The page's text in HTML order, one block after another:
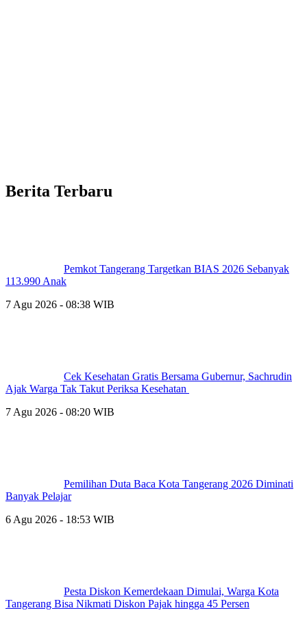
Berita Terbaru
Pemkot Tangerang Targetkan BIAS 2026 Sebanyak
113.990 Anak
7 Agu 2026 - 08:38 WIB
Cek Kesehatan Gratis Bersama Gubernur, Sachrudin
Ajak Warga Tak Takut Periksa Kesehatan
7 Agu 2026 - 08:20 WIB
Pemilihan Duta Baca Kota Tangerang 2026 Diminati
Banyak Pelajar
6 Agu 2026 - 18:53 WIB
Pesta Diskon Kemerdekaan Dimulai, Warga Kota
Tangerang Bisa Nikmati Diskon Pajak hingga 45 Persen